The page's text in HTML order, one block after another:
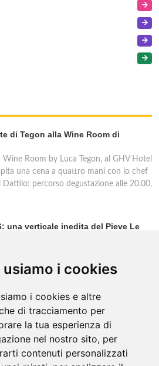
usiamo i cookies
i cookies e altre
di tracciamento per
la tua esperienza di
nel nostro sito, per
contenuti personalizzati
di Tegon alla Wine Room di
Room by Luca Tegon, al GHV Hotel
una cena a quattro mani con lo chef
percorso degustazione alle 20.00,
una verticale inedita del Pieve Le
Talosa presenta la verticale inedita del
dal 2016 al 2020 del Nobile di
Vinous, per ripercorrere la genesi di una
Montepulciano.
apre il soggiorno
di Bortolomiol
delle colline Patrimonio Unesco, la
al pubblico la Casa dell'Artista: un